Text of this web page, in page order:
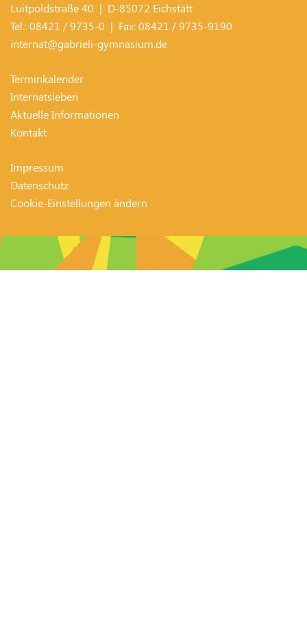
Luitpoldstraße 40 | D-85072 Eichstätt
Tel.:08421 / 9735-0 | Fax:08421 / 9735-9190
internat@gabrieli-gymnasium.de
Terminkalender
Internatsleben
Aktuelle Informationen
Kontakt
Impressum
Datenschutz
Cookie-Einstellungen ändern